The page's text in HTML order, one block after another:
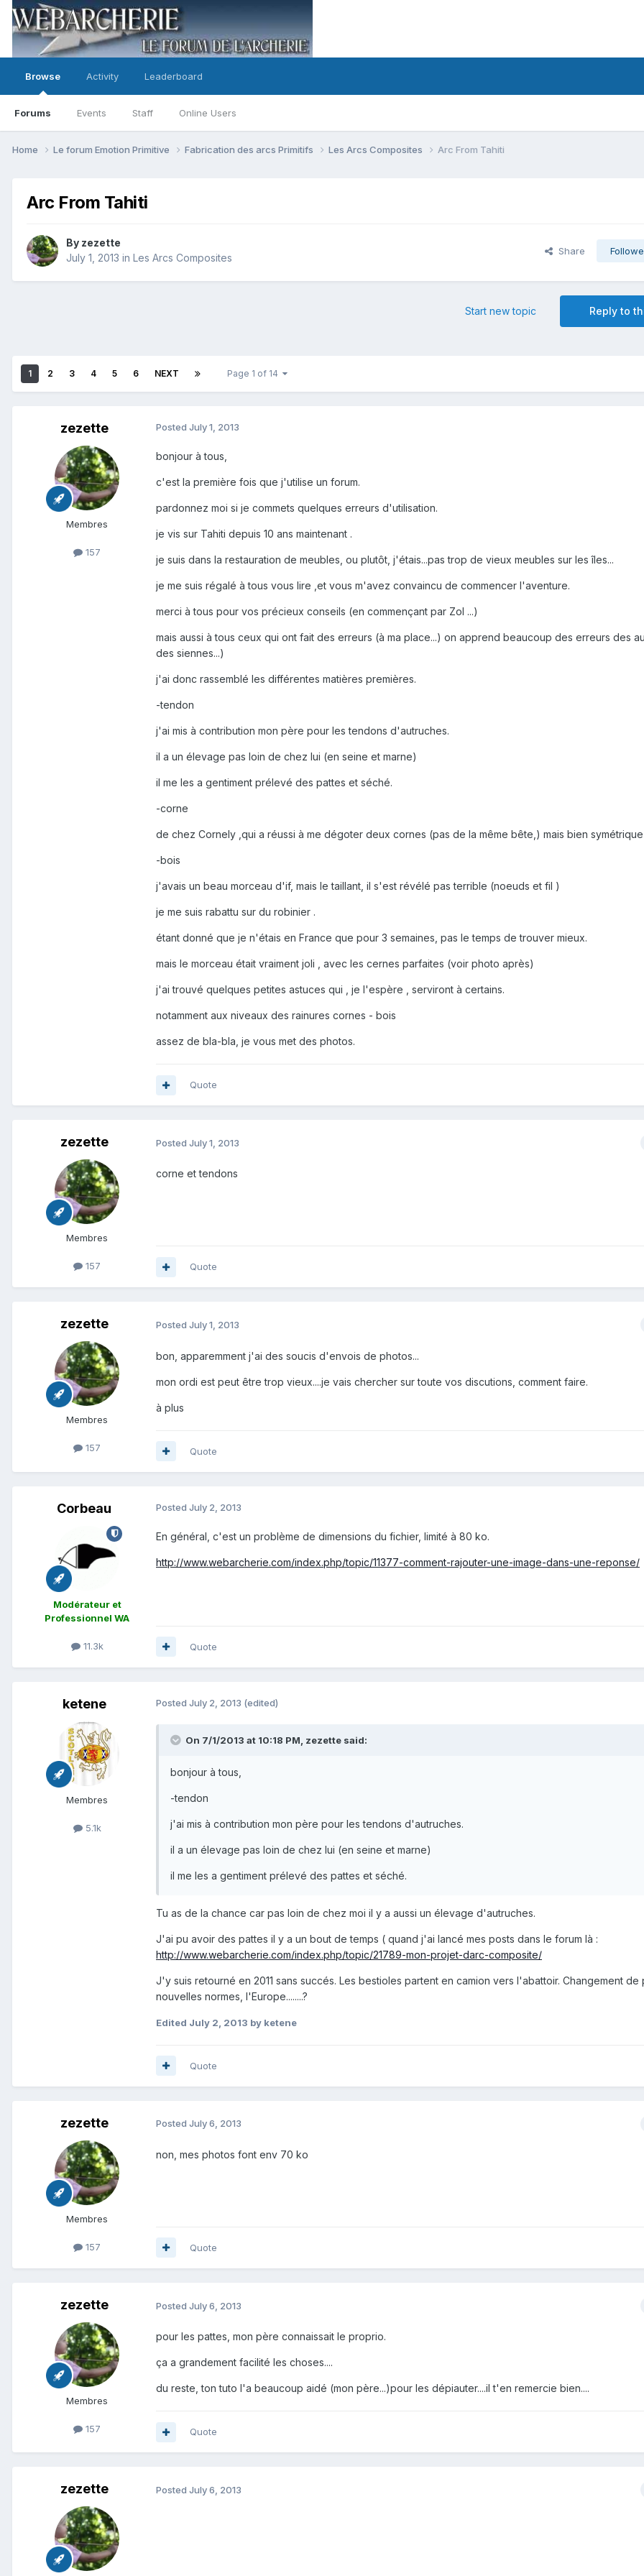
Browse
Forums Events Staff Online Users
Activity Leaderboard
Home Le forum Emotion Primitive Fabrication des arcs Primitifs Les Arcs Composites Arc From Tahiti
Arc From Tahiti
By zezette
July 1, 2013 in Les Arcs Composites
Share
Reply to
Start new topic
1 2 3 4 5 6 NEXT Page 1 of 14
zezette
Membres
157
Posted July 1, 2013
bonjour à tous,
c'est la première fois que j'utilise un forum.
pardonnez moi si je commets quelques erreurs d'utilisation.
je vis sur Tahiti depuis 10 ans maintenant .
je suis dans la restauration de meubles, ou plutôt, j'étais...pas trop de vieux meubles sur les îles...
je me suis régalé à tous vous lire ,et vous m'avez convaincu de commencer l'aventure.
merci à tous pour vos précieux conseils (en commençant par Zol ...)
mais aussi à tous ceux qui ont fait des erreurs (à ma place...) on apprend beaucoup des erreurs des
des siennes...)
j'ai donc rassemblé les différentes matières premières.
-tendon
j'ai mis à contribution mon père pour les tendons d'autruches.
il a un élevage pas loin de chez lui (en seine et marne)
il me les a gentiment prélevé des pattes et séché.
-corne
de chez Cornely ,qui a réussi à me dégoter deux cornes (pas de la même bête,) mais bien symétrique
-bois
j'avais un beau morceau d'if, mais le taillant, il s'est révélé pas terrible (noeuds et fil )
je me suis rabattu sur du robinier .
étant donné que je n'étais en France que pour 3 semaines, pas le temps de trouver mieux.
mais le morceau était vraiment joli , avec les cernes parfaites (voir photo après)
j'ai trouvé quelques petites astuces qui , je l'espère , serviront à certains.
notamment aux niveaux des rainures cornes - bois
assez de bla-bla, je vous met des photos.
Quote
zezette
Membres
157
Posted July 1, 2013
corne et tendons
Quote
zezette
Membres
157
Posted July 1, 2013
bon, apparemment j'ai des soucis d'envois de photos...
mon ordi est peut être trop vieux....je vais chercher sur toute vos discutions, comment faire.
à plus
Quote
Corbeau
Modérateur et
Professionnel WA
11.3k
Posted July 2, 2013
En général, c'est un problème de dimensions du fichier, limité à 80 ko.
http://www.webarcherie.com/index.php/topic/11377-comment-rajouter-une-image-dans-une-reponse/
Quote
ketene
Membres
5.1k
Posted July 2, 2013 (edited)
On 7/1/2013 at 10:18 PM, zezette said:
bonjour à tous,
-tendon
j'ai mis à contribution mon père pour les tendons d'autruches.
il a un élevage pas loin de chez lui (en seine et marne)
il me les a gentiment prélevé des pattes et séché.
Tu as de la chance car pas loin de chez moi il y a aussi un élevage d'autruches.
J'ai pu avoir des pattes il y a un bout de temps ( quand j'ai lancé mes posts dans le forum là :
http://www.webarcherie.com/index.php/topic/21789-mon-projet-darc-composite/
J'y suis retourné en 2011 sans succés. Les bestioles partent en camion vers l'abattoir. Changement de
nouvelles normes, l'Europe........?
Edited July 2, 2013 by ketene
Quote
zezette
Membres
157
Posted July 6, 2013
non, mes photos font env 70 ko
Quote
zezette
Membres
157
Posted July 6, 2013
pour les pattes, mon père connaissait le proprio.
ça a grandement facilité les choses....
du reste, ton tuto l'a beaucoup aidé (mon père...)pour les dépiauter....il t'en remercie bien....
Quote
zezette Posted July 6, 2013